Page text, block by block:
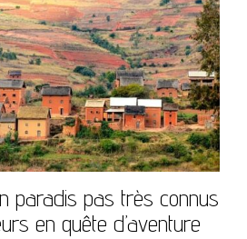
paradis pas très connus
en quête d’aventure